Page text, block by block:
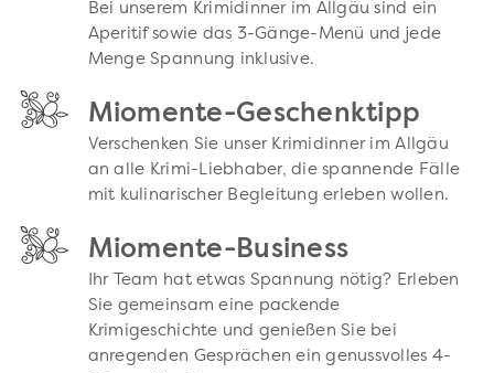
Bei unserem Krimidinner im Allgäu sind ein
Aperitif sowie das 3-Gänge-Menü und jede
Menge Spannung inklusive.
Miomente-Geschenktipp
Verschenken Sie unser Krimidinner im Allgäu
an alle Krimi-Liebhaber, die spannende Fälle
mit kulinarischer Begleitung erleben wollen.
Miomente-Business
Ihr Team hat etwas Spannung nötig? Erleben
Sie gemeinsam eine packende
Krimigeschichte und genießen Sie bei
anregenden Gesprächen ein genussvolles 4-